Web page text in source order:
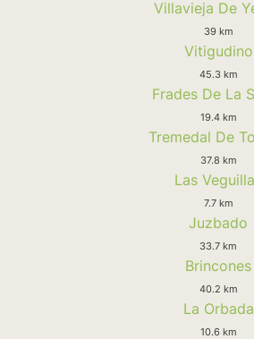
Villavieja De
39 km
Vitigudino
45.3 km
Frades De La
19.4 km
Tremedal De
37.8 km
Las
7.7 km
Juzbado
33.7 km
Brincones
40.2 km
La Orbada
10.6 km